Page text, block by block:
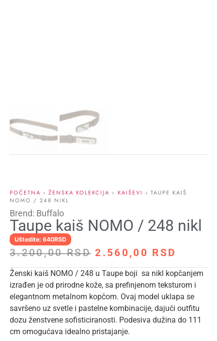
POČETNA ›ŽENSKA KOLEKCIJA › KAIŠEVI › TAUPE KAIŠ
NOMO / 248 NIKL
Brend: Buffalo
Taupe kaiš NOMO / 248 nikl
Uštedite: 640RSD
3.200,00RSD 2.560,00 RSD
Ženski kaiš NOMO / 248 u Taupe boji sa nikl kopčanjem
izrađen je od prirodne kože, sa prefinjenom teksturom i
elegantnom metalnom kopčom. Ovaj model uklapa se
savršeno uz svetle i pastelne kombinacije, dajući outfitu
dozu ženstvene sofisticiranosti. Podesiva dužina do 111
cm omogućava idealno pristajanje.